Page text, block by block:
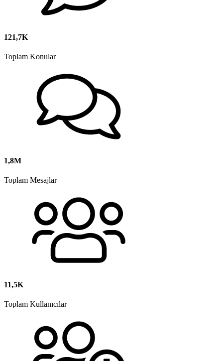
121,7K
Toplam Konular
1,8M
Toplam Mesajlar
11,5K
Toplam Kullanıcılar